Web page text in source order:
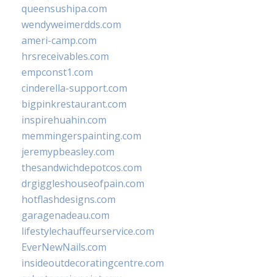
queensushipa.com
wendyweimerdds.com
ameri-camp.com
hrsreceivables.com
empconst1.com
cinderella-support.com
bigpinkrestaurant.com
inspirehuahin.com
memmingerspainting.com
jeremypbeasley.com
thesandwichdepotcos.com
drgiggleshouseofpain.com
hotflashdesigns.com
garagenadeau.com
lifestylechauffeurservice.com
EverNewNails.com
insideoutdecoratingcentre.com